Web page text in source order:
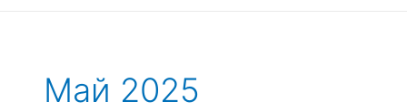
Май 2025